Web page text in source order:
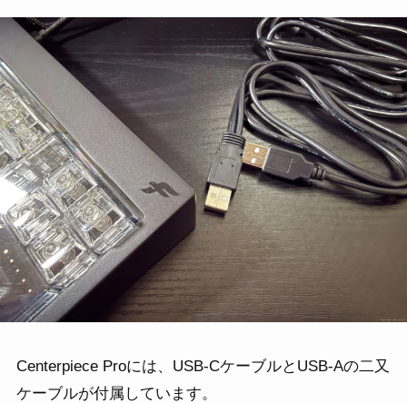
Centerpiece Proには、USB-CケーブルとUSB-Aの二又
ケーブルが付属しています。